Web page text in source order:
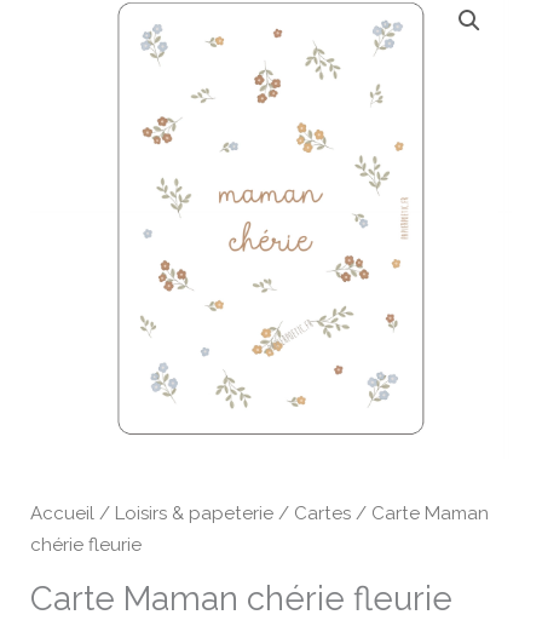
Accueil / Loisirs & papeterie / Cartes / Carte Maman
chérie fleurie
Carte Maman chérie fleurie